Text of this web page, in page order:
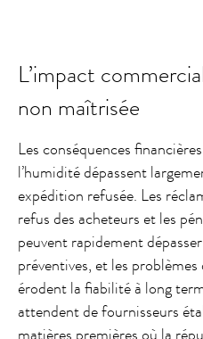
L’impact
non maîtrisée
Les conséquences
l’humidité dépassent
expédition refusée. Les
refus des acheteurs et les
peuvent rapidement
préventives, et les
érodent la fiabilité à long
attendent de fournisseurs